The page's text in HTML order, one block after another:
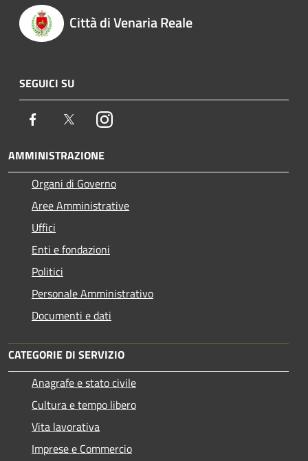
Città di Venaria Reale
SEGUICI SU
Facebook TwitterInstagram
AMMINISTRAZIONE
Organi di Governo
Aree Amministrative
Uffici
Enti e fondazioni
Politici
Personale Amministrativo
Documenti e dati
CATEGORIE DI SERVIZIO
Anagrafe e stato civile
Cultura e tempo libero
Vita lavorativa
Imprese e Commercio